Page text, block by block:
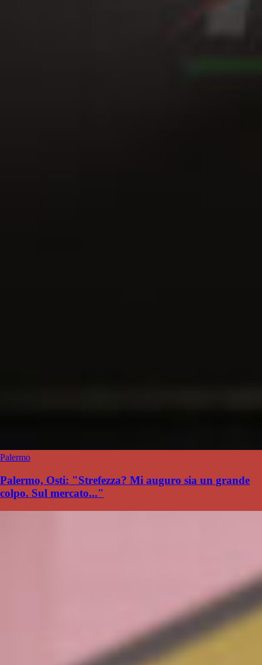
Palermo
Palermo, Osti: "Strefezza? Mi auguro sia un grande
colpo. Sul mercato..."